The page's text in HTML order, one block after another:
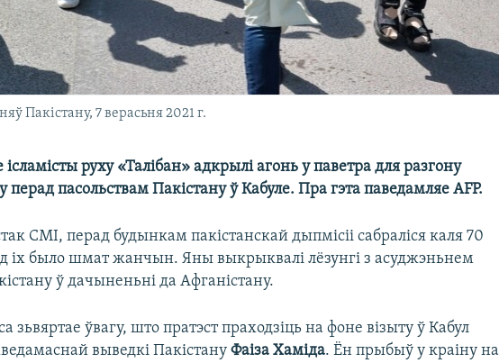
Пакістану, 7 верасьня 2021 г.
руху «Талібан» адкрылі агонь у паветра для разгону
перад пасольствам Пакістану ў Кабуле. Пра гэта паведамляе AFP.
СМІ, перад будынкам пакістанскай дыпмісіі сабраліся каля 70
іх было шмат жанчын. Яны выкрыквалі лёзунгі з асуджэньнем
ў дачыненьні да Афганістану.
зьвяртае ўвагу, што пратэст праходзіць на фоне візыту ў Кабул
выведкі ПакістануФаіза Хаміда. Ён прыбыў у краіну на